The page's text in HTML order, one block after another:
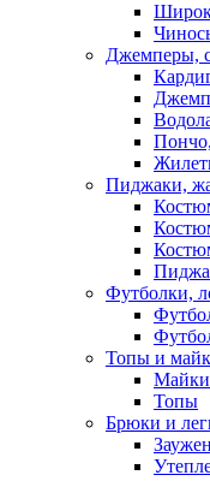
Джемперы,
Пиджаки,
Футболки,
Топы и
Майки
Топы
Брюки и